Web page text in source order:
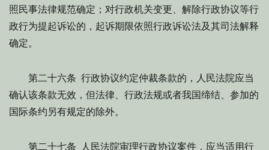
照民事法律规范确定；对行政机关变更、解除行政协议等行
政行为提起诉讼的，起诉期限依照行政诉讼法及其司法解释
确定。
第二十六条 行政协议约定仲裁条款的，人民法院应当
确认该条款无效，但法律、行政法规或者我国缔结、参加的
国际条约另有规定的除外。
第二十七条 人民法院审理行政协议案件，应当适用行